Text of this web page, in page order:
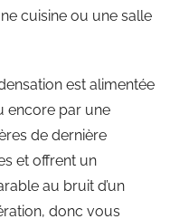
cuisine ou une salle
est alimentée
encore par une
de dernière
et offrent un
au bruit d’un
donc vous